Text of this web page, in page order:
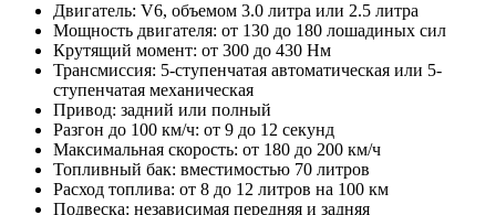
Двигатель: V6, объемом 3.0 литра или 2.5 литра
Мощность двигателя: от 130 до 180 лошадиных сил
Крутящий момент: от 300 до 430 Нм
Трансмиссия: 5-ступенчатая автоматическая или 5-
ступенчатая механическая
Привод: задний или полный
Разгон до 100 км/ч: от 9 до 12 секунд
Максимальная скорость: от 180 до 200 км/ч
Топливный бак: вместимостью 70 литров
Расход топлива: от 8 до 12 литров на 100 км
Подвеска: независимая передняя и задняя